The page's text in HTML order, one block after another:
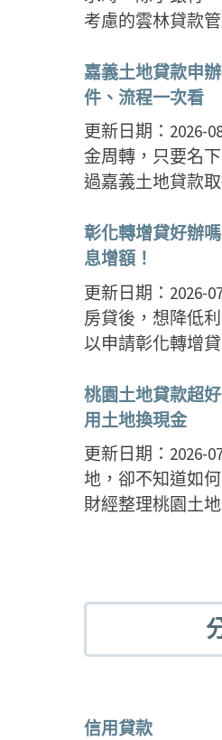
考慮的雲林貸款
嘉義土地貸款申
件、流程一次看
更新日期：2026-
金周轉，只要名
過嘉義土地貸款
彰化轉增貸好辦
息增額！
更新日期：2026-
房貸後，想降低
以申請彰化轉增
桃園土地貸款超
用土地換現金
更新日期：2026-
地，卻不知道如
財經整理桃園土
信用貸款